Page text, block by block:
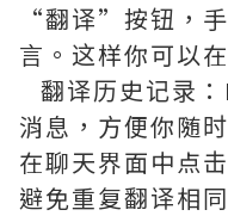
“翻译”按钮，
言。这样你可以
翻译历史记录
消息，方便你随
在聊天界面中点
避免重复翻译相